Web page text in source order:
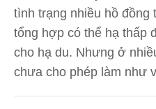
tình trạng nhiều hồ đồng
tổng hợp có thể hạ thấp
cho hạ du. Nhưng ở
chưa cho phép làm như